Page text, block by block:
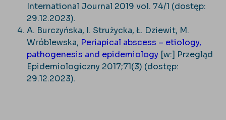
International Journal 2019 vol. 74/1 (dostęp:
29.12.2023).
A. Burczyńska, I. Strużycka, Ł. Dziewit, M.
Wróblewska, Periapical abscess – etiology,
pathogenesis and epidemiology [w:] Przegląd
Epidemiologiczny 2017;71(3) (dostęp:
29.12.2023).